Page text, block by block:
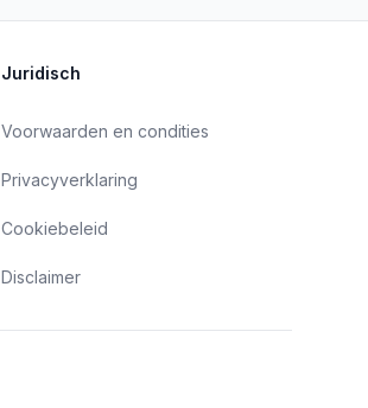
Juridisch
Voorwaarden en condities
Privacyverklaring
Cookiebeleid
Disclaimer